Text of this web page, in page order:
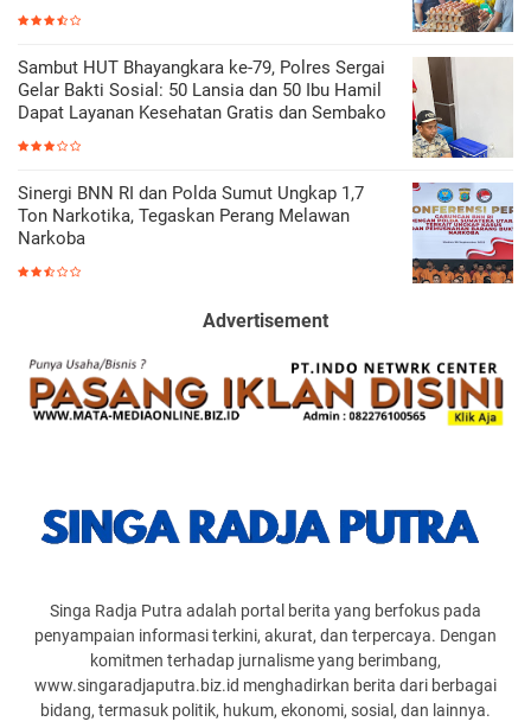
Sambut HUT Bhayangkara ke-79, Polres Sergai
Gelar Bakti Sosial: 50 Lansia dan 50 Ibu Hamil
Dapat Layanan Kesehatan Gratis dan Sembako
Sinergi BNN RI dan Polda Sumut Ungkap 1,7
Ton Narkotika, Tegaskan Perang Melawan
Narkoba
Advertisement
Singa Radja Putra adalah portal berita yang berfokus pada
penyampaian informasi terkini, akurat, dan terpercaya. Dengan
komitmen terhadap jurnalisme yang berimbang,
www.singaradjaputra.biz.id menghadirkan berita dari berbagai
bidang, termasuk politik, hukum, ekonomi, sosial, dan lainnya.